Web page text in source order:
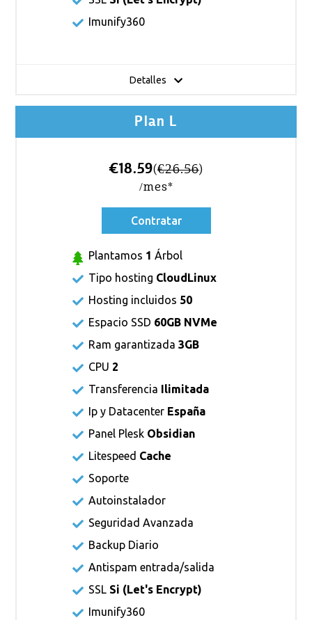
Imunify360
Detalles
Plan L
€18.59(€26.56)
/mes*
Contratar
Plantamos 1 Árbol
Tipo hosting CloudLinux
Hosting incluidos 50
Espacio SSD 60GB NVMe
Ram garantizada 3GB
CPU 2
Transferencia Ilimitada
Ip y Datacenter España
Panel Plesk Obsidian
Litespeed Cache
Soporte
Autoinstalador
Seguridad Avanzada
Backup Diario
Antispam entrada/salida
SSL Si (Let's Encrypt)
Imunify360